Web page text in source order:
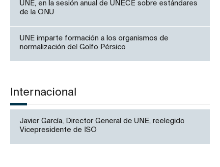
UNE, en la sesión anual de UNECE sobre estándares
de la ONU
UNE imparte formación a los organismos de
normalización del Golfo Pérsico
Internacional
Javier García, Director General de UNE, reelegido
Vicepresidente de ISO